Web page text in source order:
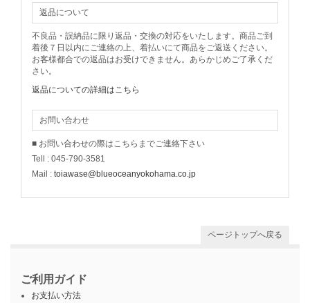
返品について
不良品・誤納品に限り返品・交換の対応をいたします。商品ご到
着後７日以内にご連絡の上、着払いにて商品をご返送ください。
お客様都合での返品はお受けできません。あらかじめご了承くだ
さい。
返品についての詳細はこちら
お問い合わせ
■ お問い合わせの際はこちらまでご連絡下さい
Tell : 045-790-3581
Mail : toiawase@blueoceanyokohama.co.jp
ページトップへ戻る
ご利用ガイド
お支払い方法